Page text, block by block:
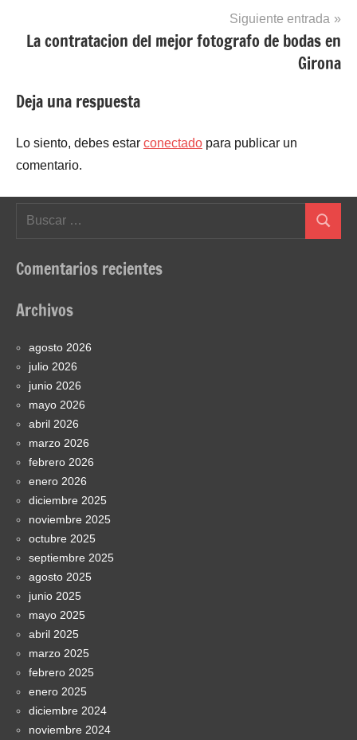
Siguiente entrada
La contratacion del mejor fotografo de bodas en
Girona
Deja una respuesta
Lo siento, debes estar conectado para publicar un
comentario.
Buscar
Comentarios recientes
Archivos
agosto 2026
julio 2026
junio 2026
mayo 2026
abril 2026
marzo 2026
febrero 2026
enero 2026
diciembre 2025
noviembre 2025
octubre 2025
septiembre 2025
agosto 2025
junio 2025
mayo 2025
abril 2025
marzo 2025
febrero 2025
enero 2025
diciembre 2024
noviembre 2024